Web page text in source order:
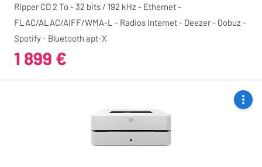
Ripper CD 2 To - 32 bits / 192 kHz - Ethernet -
FLAC/ALAC/AIFF/WMA-L - Radios Internet - Deezer - Qobuz -
Spotify - Bluetooth apt-X
1 899 €